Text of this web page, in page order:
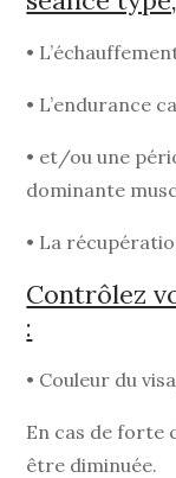
•
• L’endurance
• et/ou une
dominante
• La
Contrôlez
:
• Couleur du
En cas de forte
être diminuée.